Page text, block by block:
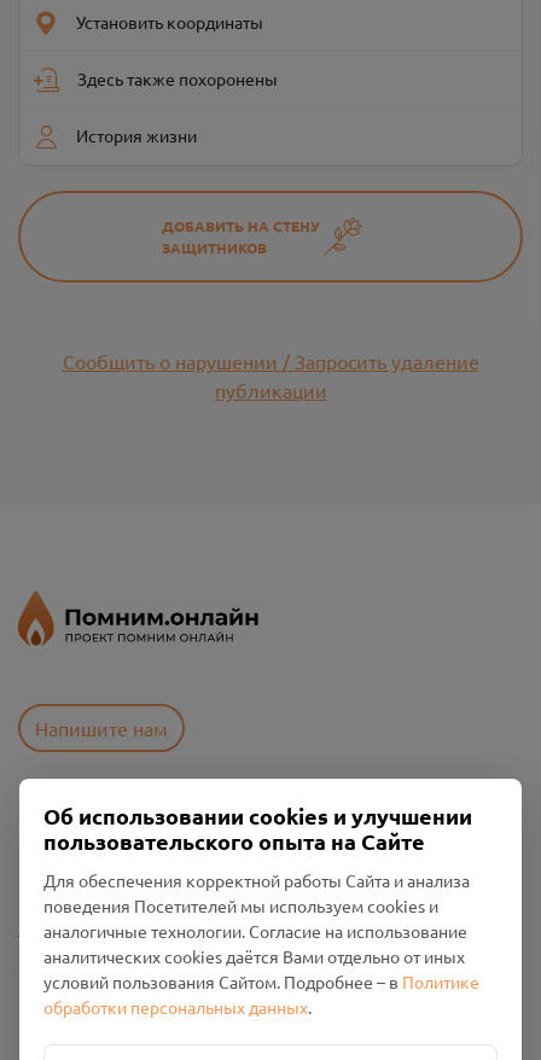
Установить координаты
Здесь также похоронены
История жизни
ДОБАВИТЬ НА СТЕНУ
ЗАЩИТНИКОВ
Сообщить о нарушении / Запросить удаление
публикации
Напишите нам
Пользовательское соглашение
Политика конфиденциальности
Промо-материалы
Настройки cookies
Общество с ограниченной ответственностью «Смоленский
Проект Помним»
Об использовании cookies и улучшении
пользовательского опыта на Сайте
Для обеспечения корректной работы Сайта и анализа
поведения Посетителей мы используем cookies и
аналогичные технологии. Согласие на использование
аналитических cookies даётся Вами отдельно от иных
условий пользования Сайтом. Подробнее – в Политике
обработки персональных данных.